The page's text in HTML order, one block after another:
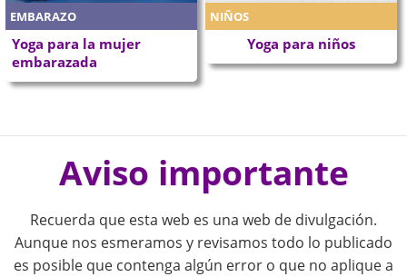
EMBARAZO
Yoga para la mujer
embarazada
NIÑOS
Yoga para niños
P
Aviso importante
Recuerda que esta web es una web de divulgación.
Aunque nos esmeramos y revisamos todo lo publicado
es posible que contenga algún error o que no aplique a